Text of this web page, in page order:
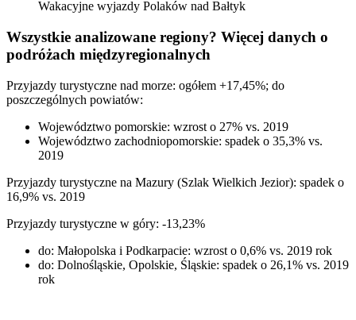
Wakacyjne wyjazdy Polaków nad Bałtyk
Wszystkie analizowane regiony? Więcej danych o
podróżach międzyregionalnych
Przyjazdy turystyczne nad morze: ogółem +17,45%; do
poszczególnych powiatów:
Województwo pomorskie: wzrost o 27% vs. 2019
Województwo zachodniopomorskie: spadek o 35,3% vs.
2019
Przyjazdy turystyczne na Mazury (Szlak Wielkich Jezior): spadek o
16,9% vs. 2019
Przyjazdy turystyczne w góry: -13,23%
do: Małopolska i Podkarpacie: wzrost o 0,6% vs. 2019 rok
do: Dolnośląskie, Opolskie, Śląskie: spadek o 26,1% vs. 2019
rok